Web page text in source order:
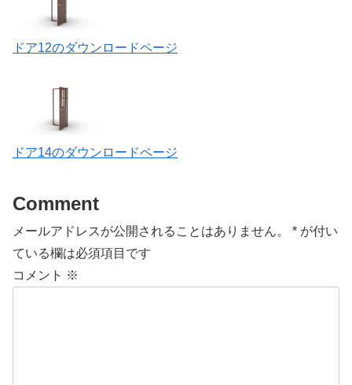
ドア12のダウンロードページ
ドア14のダウンロードページ
Comment
メールアドレスが公開されることはありません。 * が付い
ている欄は必須項目です
コメント ※